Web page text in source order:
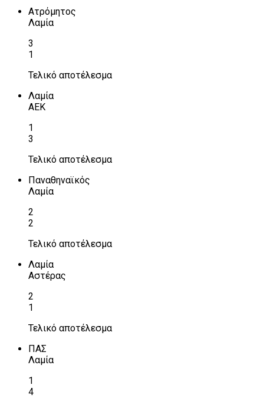
Ατρόμητος
Λαμία
3
1
Τελικό αποτέλεσμα
Λαμία
ΑΕΚ
1
3
Τελικό αποτέλεσμα
Παναθηναϊκός
Λαμία
2
2
Τελικό αποτέλεσμα
Λαμία
Αστέρας
2
1
Τελικό αποτέλεσμα
ΠΑΣ
Λαμία
1
4